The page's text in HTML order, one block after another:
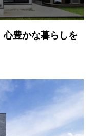
心豊かな暮らしを